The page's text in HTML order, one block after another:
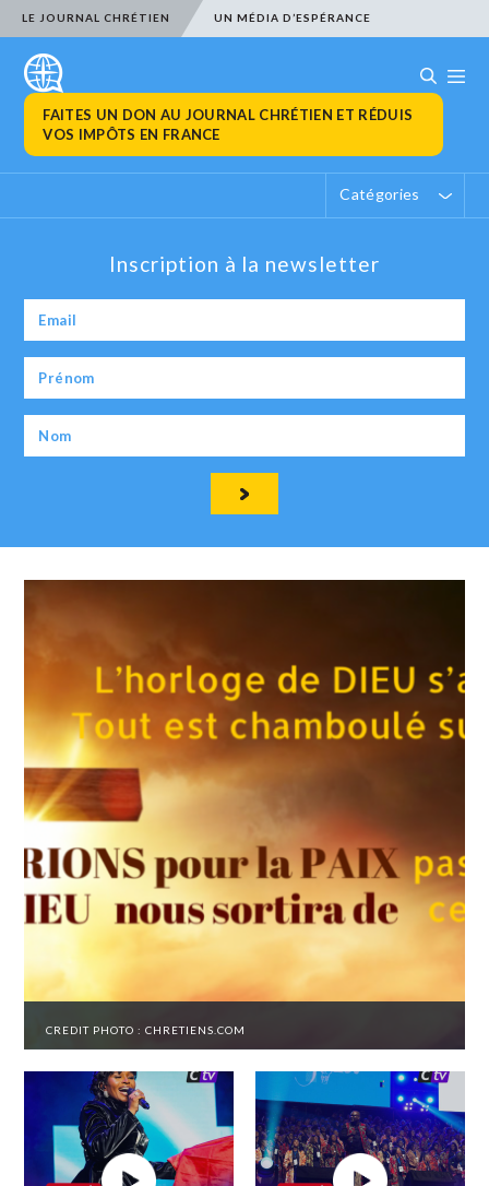
LE JOURNAL CHRÉTIEN UN MÉDIA D’ESPÉRANCE
FAITES UN DON AU JOURNAL CHRÉTIEN ET RÉDUIS
VOS IMPÔTS EN FRANCE
Catégories
Inscription à la newsletter
CREDIT PHOTO : CHRETIENS.COM